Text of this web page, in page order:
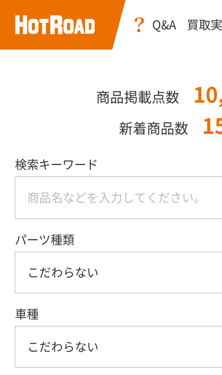
Q&A 買取
商品掲載点数
新着商品数
検索キーワード
パーツ種類
こだわらない
車種
こだわらない